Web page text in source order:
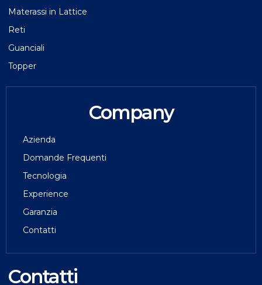
Materassi in Lattice
Reti
Guanciali
Topper
Company
Azienda
Domande Frequenti
Tecnologia
Experience
Garanzia
Contatti
Contatti